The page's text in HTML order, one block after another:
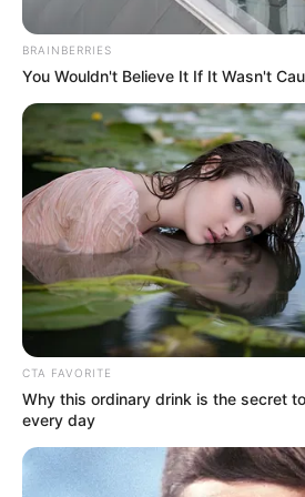
Dimayor
Cali Vs Tolima 2022-I
Por:Daniel Felipe Chávarro
Enero 28, 2022
BRAINBERRIES
You Wouldn't Believe It If It Wasn't
CTA FAVORITE
Why this ordinary drink is the secret
every day